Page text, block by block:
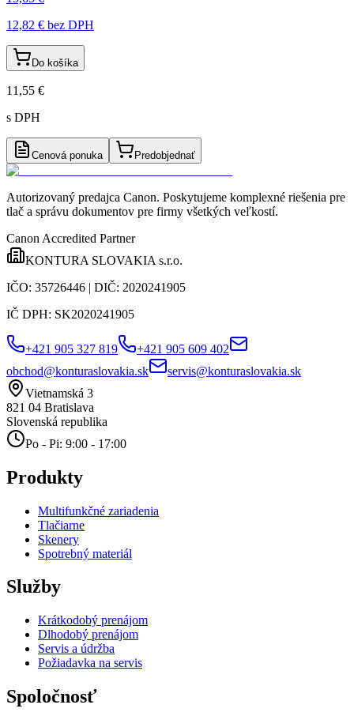
12,82 € bez DPH
Do košíka
11,55 €
s DPH
Cenová ponuka Predobjednať
Autorizovaný predajca Canon. Poskytujeme komplexné riešenia pre
tlač a správu dokumentov pre firmy všetkých veľkostí.
Canon Accredited Partner
KONTURA SLOVAKIA s.r.o.
IČO: 35726446 | DIČ: 2020241905
IČ DPH: SK2020241905
+421 905 327 819
+421 905 609 402
obchod@konturaslovakia.sk
servis@konturaslovakia.sk
Vietnamská 3
821 04 Bratislava
Slovenská republika
Po - Pi: 9:00 - 17:00
Produkty
Multifunkčné zariadenia
Tlačiarne
Skenery
Spotrebný materiál
Služby
Krátkodobý prenájom
Dlhodobý prenájom
Servis a údržba
Požiadavka na servis
Spoločnosť